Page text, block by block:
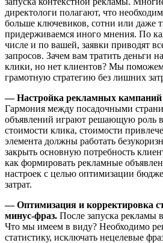
директологи полагают, что
больше ключевиков, сотни или даже
придерживаемся иного мнения. По
числе и по вашей, заявки приводят
запросов. Зачем вам тратить деньги
клики, но нет клиентов? Мы
грамотную стратегию без лишних
— Настройка рекламных
Гармония между посадочными
объявлений играют решающую роль
стоимости клика, стоимости
элемента должны работать
закрыть основную потребность
как формировать рекламные
настроек с целью оптимизации
затрат.
— Оптимизация и корректировка
минус-фраз. После запуска рекламы
Что мы имеем в виду? Необходимо
статистику, исключать нецелевые